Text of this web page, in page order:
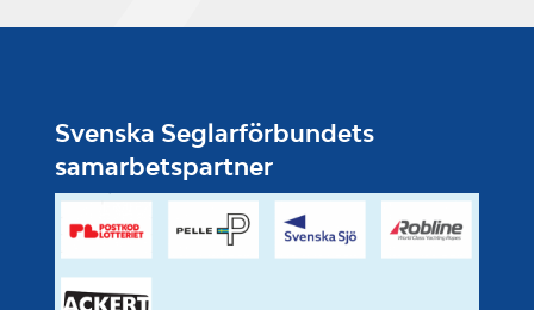
Svenska Seglarförbundets
samarbetspartner